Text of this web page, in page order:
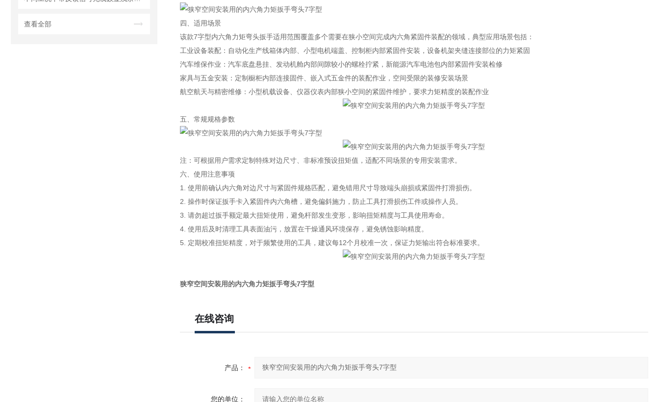
查看全部
四、适用场景
该款7字型内六角力矩弯头扳手适用范围覆盖多个需要在狭小空间完成内六角紧固件装配的领域，典型应用场景包括：
工业设备装配：自动化生产线箱体内部、小型电机端盖、控制柜内部紧固件安装，设备机架夹缝连接部位的力矩紧固
汽车维保作业：汽车底盘悬挂、发动机舱内部间隙较小的螺栓拧紧，新能源汽车电池包内部紧固件安装检修
家具与五金安装：定制橱柜内部连接固件、嵌入式五金件的装配作业，空间受限的装修安装场景
航空航天与精密维修：小型机载设备、仪器仪表内部狭小空间的紧固件维护，要求力矩精度的装配作业
五、常规规格参数
注：可根据用户需求定制特殊对边尺寸、非标准预设扭矩值，适配不同场景的专用安装需求。
六、使用注意事项
1. 使用前确认内六角对边尺寸与紧固件规格匹配，避免错用尺寸导致端头崩损或紧固件打滑损伤。
2. 操作时保证扳手卡入紧固件内六角槽，避免偏斜施力，防止工具打滑损伤工件或操作人员。
3. 请勿超过扳手额定最大扭矩使用，避免杆部发生变形，影响扭矩精度与工具使用寿命。
4. 使用后及时清理工具表面油污，放置在干燥通风环境保存，避免锈蚀影响精度。
5. 定期校准扭矩精度，对于频繁使用的工具，建议每12个月校准一次，保证力矩输出符合标准要求。
狭窄空间安装用的内六角力矩扳手弯头7字型
在线咨询
产品：
您的单位：